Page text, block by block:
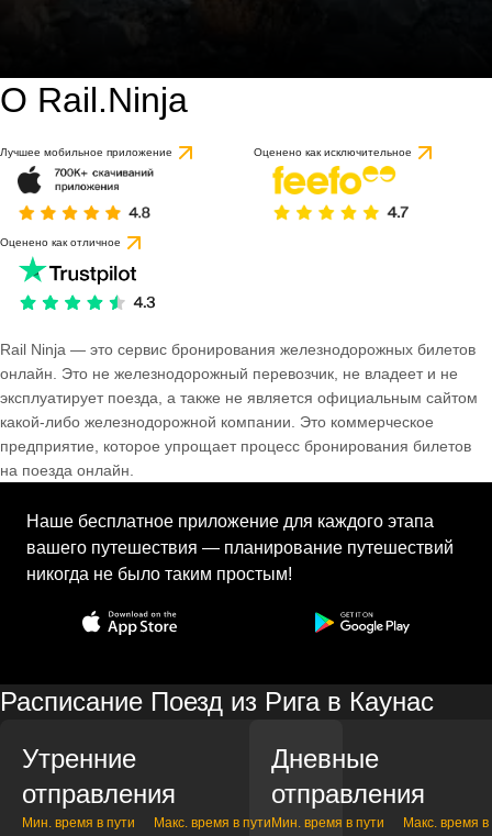
О Rail.Ninja
Лучшее мобильное приложение Оценено как исключительное
Оценено как отличное
Rail Ninja — это сервис бронирования железнодорожных билетов
онлайн. Это не железнодорожный перевозчик, не владеет и не
эксплуатирует поезда, а также не является официальным сайтом
какой-либо железнодорожной компании. Это коммерческое
предприятие, которое упрощает процесс бронирования билетов
на поезда онлайн.
Наше бесплатное приложение для каждого этапа
вашего путешествия — планирование путешествий
никогда не было таким простым!
Расписание Поезд из Рига в Каунас
Утренние
отправления
Мин. время в пути Макс. время в пути
Дневные
отправления
Мин. время в пути Макс. время в